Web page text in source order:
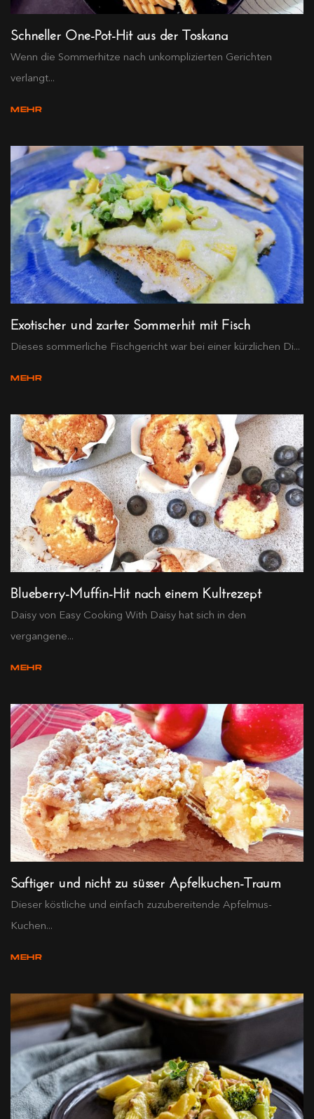
Schneller One-Pot-Hit aus der Toskana
Wenn die Sommerhitze nach unkomplizierten Gerichten
verlangt...
MEHR
Exotischer und zarter Sommerhit mit Fisch
Dieses sommerliche Fischgericht war bei einer kürzlichen Di...
MEHR
Blueberry-Muffin-Hit nach einem Kultrezept
Daisy von Easy Cooking With Daisy hat sich in den
vergangene...
MEHR
Saftiger und nicht zu süsser Apfelkuchen-Traum
Dieser köstliche und einfach zuzubereitende Apfelmus-
Kuchen...
MEHR